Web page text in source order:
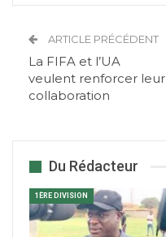
ARTICLE PRÉCÉDENT
La FIFA et l’UA
veulent renforcer leur
collaboration
Du Rédacteur
1ÈRE DIVISION